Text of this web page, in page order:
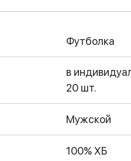
Футболка
в
20 шт.
Мужской
100% ХБ